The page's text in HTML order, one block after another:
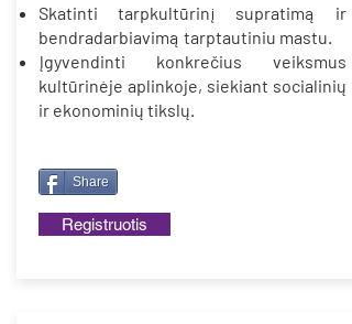
Skatinti tarpkultūrinį supratimą ir
bendradarbiavimą tarptautiniu mastu.
Įgyvendinti konkrečius veiksmus
kultūrinėje aplinkoje, siekiant socialinių
ir ekonominių tikslų.
Share
Registruotis